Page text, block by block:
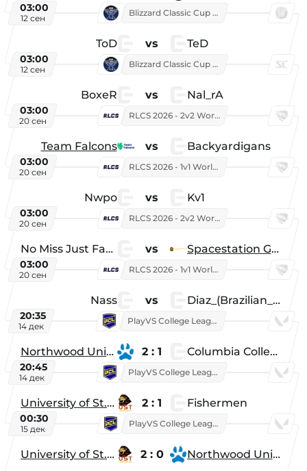
03:00
12 сен
Blizzard Classic Cup 2026
ToD vs TeD
03:00
12 сен
Blizzard Classic Cup 2026
BoxeR vs Nal_rA
03:00
20 сен
RLCS 2026 - 2v2 World Championship
Team Falcons vs Backyardigans
03:00
20 сен
RLCS 2026 - 1v1 World Championship
Nwpo vs Kv1
03:00
20 сен
RLCS 2026 - 2v2 World Championship
No Miss Just Fake vs Spacestation Gaming
03:00
20 сен
RLCS 2026 - 1v1 World Championship
Nass vs Diaz_(Brazilian_Player)
20:35
14 дек
PlayVS College League 2025: Fall
Northwood University 2 : 1 Columbia College
20:45
14 дек
PlayVS College League 2025: Fall
University of St. Thomas 2 : 1 Fishermen
00:30
15 дек
PlayVS College League 2025: Fall
University of St. Thomas 2 : 0 Northwood University